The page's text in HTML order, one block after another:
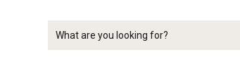
Tim